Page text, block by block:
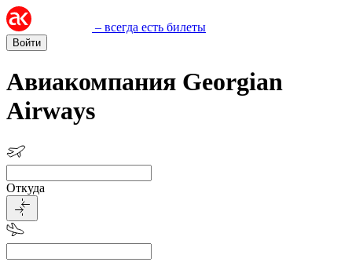
– всегда есть билеты
Войти
Авиакомпания Georgian
Airways
Откуда